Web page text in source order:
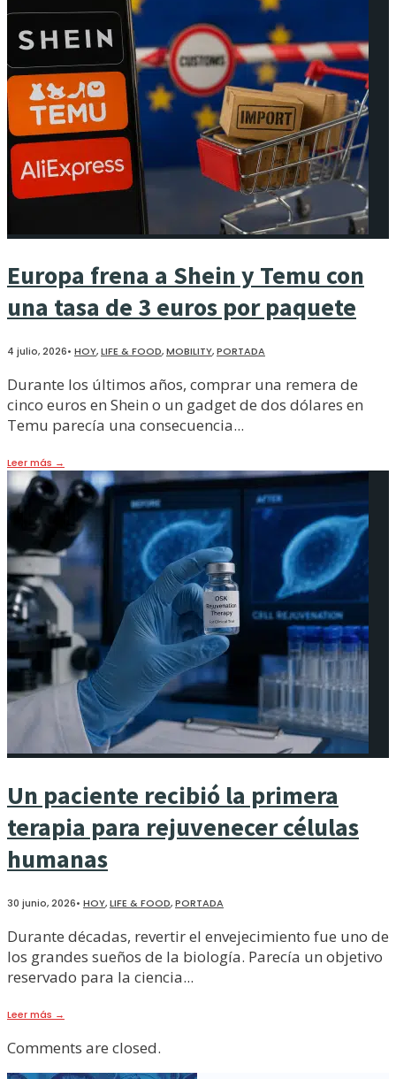
Europa frena a Shein y Temu con
una tasa de 3 euros por paquete
4 julio, 2026• HOY,LIFE & FOOD,MOBILITY,PORTADA
Durante los últimos años, comprar una remera de
cinco euros en Shein o un gadget de dos dólares en
Temu parecía una consecuencia...
Leer más →
Un paciente recibió la primera
terapia para rejuvenecer células
humanas
30 junio, 2026• HOY,LIFE & FOOD,PORTADA
Durante décadas, revertir el envejecimiento fue uno de
los grandes sueños de la biología. Parecía un objetivo
reservado para la ciencia...
Leer más →
Comments are closed.